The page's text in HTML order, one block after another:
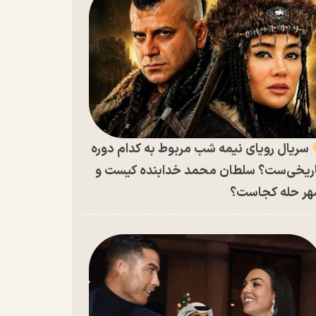
سریال رویای نیمه شب مربوط به کدام دوره
سلطان محمد خدابنده کیست و
حله کجاست؟